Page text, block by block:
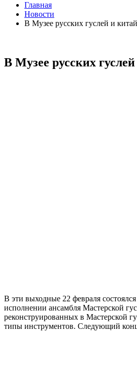
Главная
Новости
В Музее русских гуслей и
В Музее русских
В эти выходные 22 февраля
исполнении ансамбля Мастерской
реконструированных в Мастерской
типы инструментов. Следующий